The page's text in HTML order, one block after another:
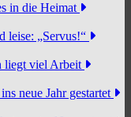
in die Heimat
leise: „Servus!“
liegt viel Arbeit
neue Jahr gestartet